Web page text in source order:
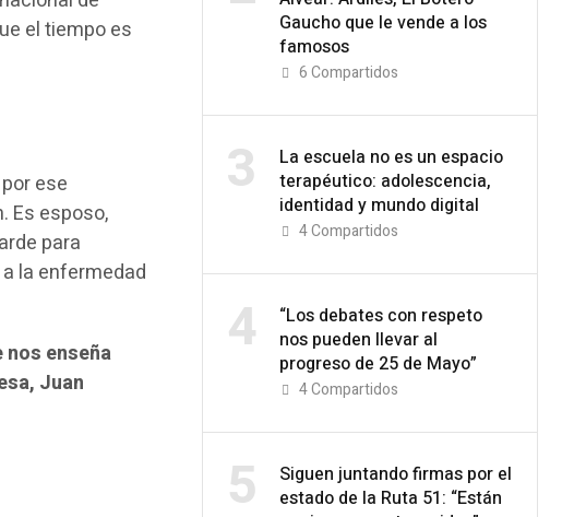
el tiempo es
ese
Es esposo,
para
la enfermedad
enseña
Juan
Gaucho que le vende a los
famosos
6Compartidos
3
La escuela no es un espacio
terapéutico: adolescencia,
identidad y mundo digital
4Compartidos
4
“Los debates con respeto
nos pueden llevar al
progreso de 25 de Mayo”
4Compartidos
5
Siguen juntando firmas por el
estado de la Ruta 51: “Están